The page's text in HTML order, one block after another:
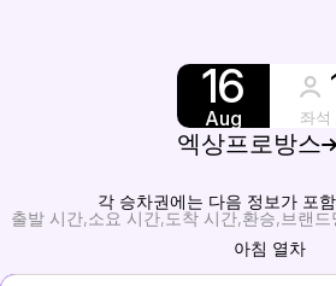
16
Aug
1
좌석
엑상프로방스
각 승차권에는 다음 정보가 포
출발 시간 소요 시간 도착 시간 환승 브랜
아침 열차